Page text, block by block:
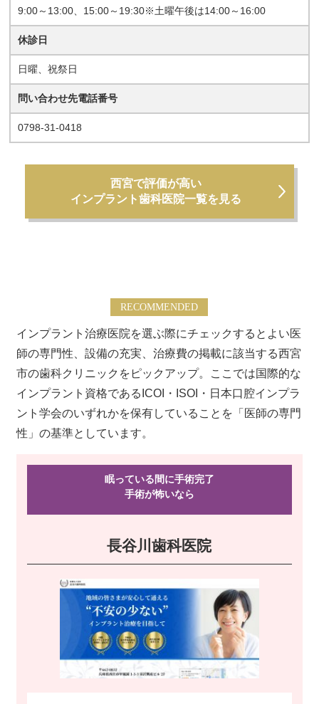
9:00～13:00、15:00～19:30※土曜午後は14:00～16:00
休診日
日曜、祝祭日
問い合わせ先電話番号
0798-31-0418
西宮で評価が高い
インプラント歯科医院一覧を見る
RECOMMENDED
インプラント治療医院を選ぶ際にチェックするとよい医
師の専門性、設備の充実、治療費の掲載に該当する西宮
市の歯科クリニックをピックアップ。ここでは国際的な
インプラント資格であるICOI・ISOI・日本口腔インプラ
ント学会のいずれかを保有していることを「医師の専門
性」の基準としています。
眠っている間に手術完了
手術が怖いなら
長谷川歯科医院